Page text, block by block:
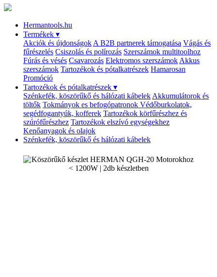
Hermantools.hu
Termékek ▾
Akciók és újdonságok A B2B partnerek támogatása Vágás és
fűrészelés Csiszolás és polírozás Szerszámok multitoolhoz
Fúrás és vésés Csavarozás Elektromos szerszámok Akkus
szerszámok Tartozékok és pótalkatrészek Hamarosan
Promóció
Tartozékok és pótalkatrészek ▾
Szénkefék, köszörűkő és hálózati kábelek Akkumulátorok és
töltők Tokmányok es befogópatronok Védőburkolatok,
segédfogantyúk, kofferek Tartozékok körfűrészhez és
szúrófűrészhez Tartozékok elszívó egységekhez
Kenőanyagok és olajok
Szénkefék, köszörűkő és hálózati kábelek